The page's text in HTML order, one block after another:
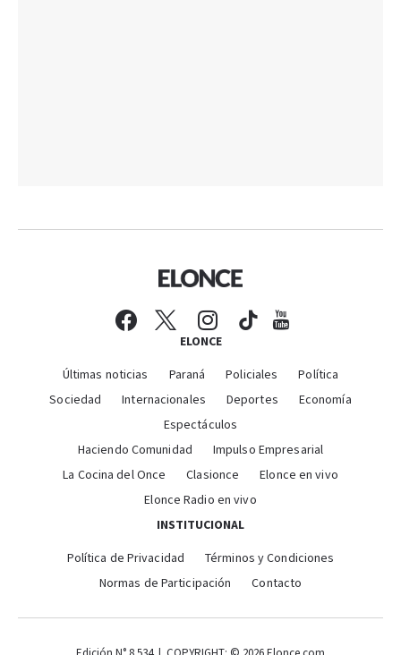
ELONCE
Últimas noticias Paraná Policiales
Política
Sociedad
Internacionales Deportes
Economía
Espectáculos
Haciendo Comunidad
Impulso Empresarial
La Cocina del Once
Clasionce
Elonce en vivo
Elonce Radio en vivo
INSTITUCIONAL
Política de Privacidad
Términos y Condiciones
Normas de Participación
Contacto